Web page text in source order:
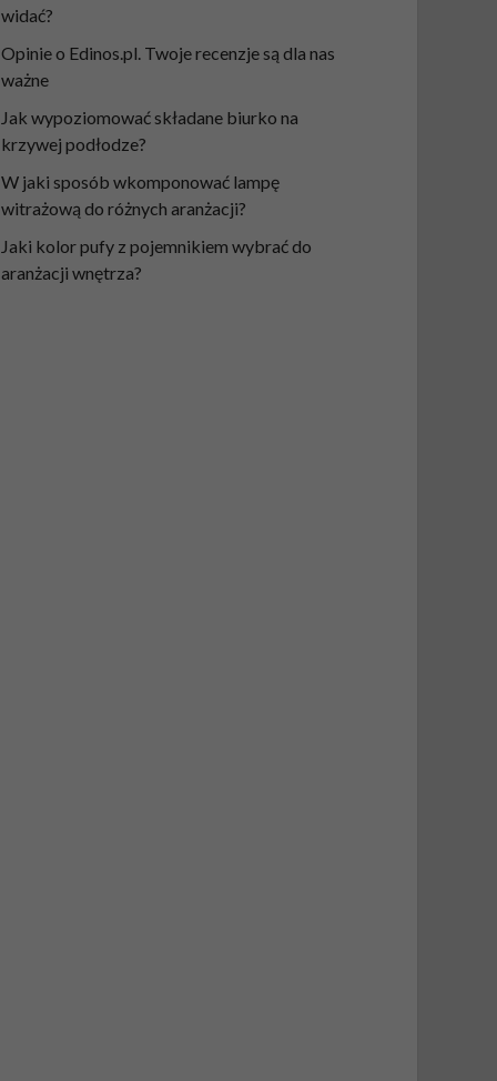
widać?
Opinie o Edinos.pl. Twoje recenzje są dla nas
ważne
Jak wypoziomować składane biurko na
krzywej podłodze?
W jaki sposób wkomponować lampę
witrażową do różnych aranżacji?
Jaki kolor pufy z pojemnikiem wybrać do
aranżacji wnętrza?